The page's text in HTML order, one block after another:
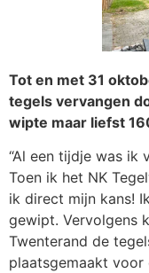
Tot en met 31
tegels vervangen
wipte maar liefst
“Al een tijdje was ik
Toen ik het NK
ik direct mijn kans!
gewipt. Vervolgens
Twenterand de
plaatsgemaakt voor